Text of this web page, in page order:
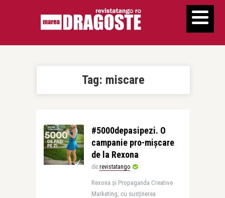
Tag: miscare
#5000depasipezi. O
campanie pro-mișcare
de la Rexona
de revistatango
Rexona și Propaganda Creative
Marketing, cu susţinerea